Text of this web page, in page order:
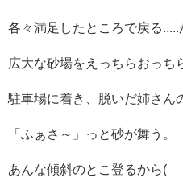
各々満足したところで戻る.....
広大な砂場をえっちらおっち
駐車場に着き、脱いだ姉さん
「ふぁさ～」っと砂が舞う。
あんな傾斜のとこ登るから